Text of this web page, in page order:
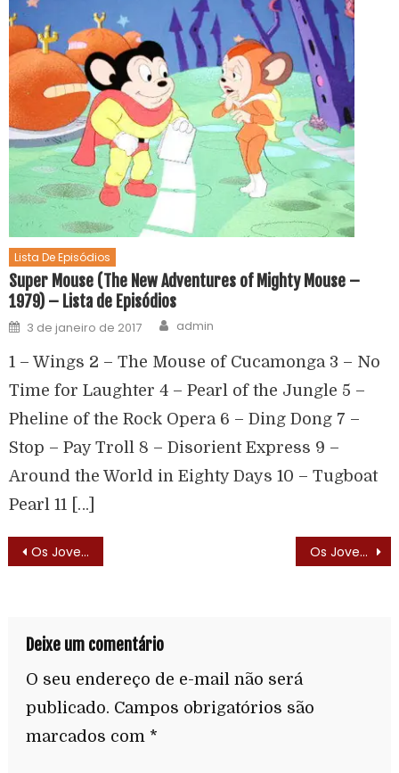
Lista De Episódios
Super Mouse (The New Adventures of Mighty Mouse –
1979) – Lista de Episódios
3 de janeiro de 2017 admin
1 – Wings 2 – The Mouse of Cucamonga 3 – No
Time for Laughter 4 – Pearl of the Jungle 5 –
Pheline of the Rock Opera 6 – Ding Dong 7 –
Stop – Pay Troll 8 – Disorient Express 9 –
Around the World in Eighty Days 10 – Tugboat
Pearl 11 […]
Os Jovens Titãs (Teen Titans – 1967) Os Jovens Titãs (Teen Titans – 1967) – Elenco
Deixe um comentário
O seu endereço de e-mail não será
publicado. Campos obrigatórios são
marcados com *